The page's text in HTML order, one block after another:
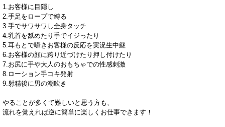
1.お客様に目隠し
2.手足をロープで縛る
3.手でサワサワし全身タッチ
4.乳首を舐めたり手でイジったり
5.耳もとで囁きお客様の反応を実況生中継
6.お客様の顔に跨り近づけたり押し付けたり
7.お尻に手や大人のおもちゃでの性感刺激
8.ローション手コキ発射
9.射精後に男の潮吹き
やることが多くて難しいと思う方も、
流れを覚えれば逆に簡単に楽しくお仕事できます！